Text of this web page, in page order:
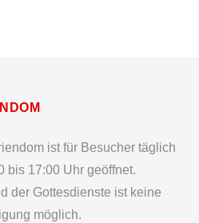
ist für Besucher täglich
bis 17:00 Uhr geöffnet.
der Gottesdienste ist keine
möglich.